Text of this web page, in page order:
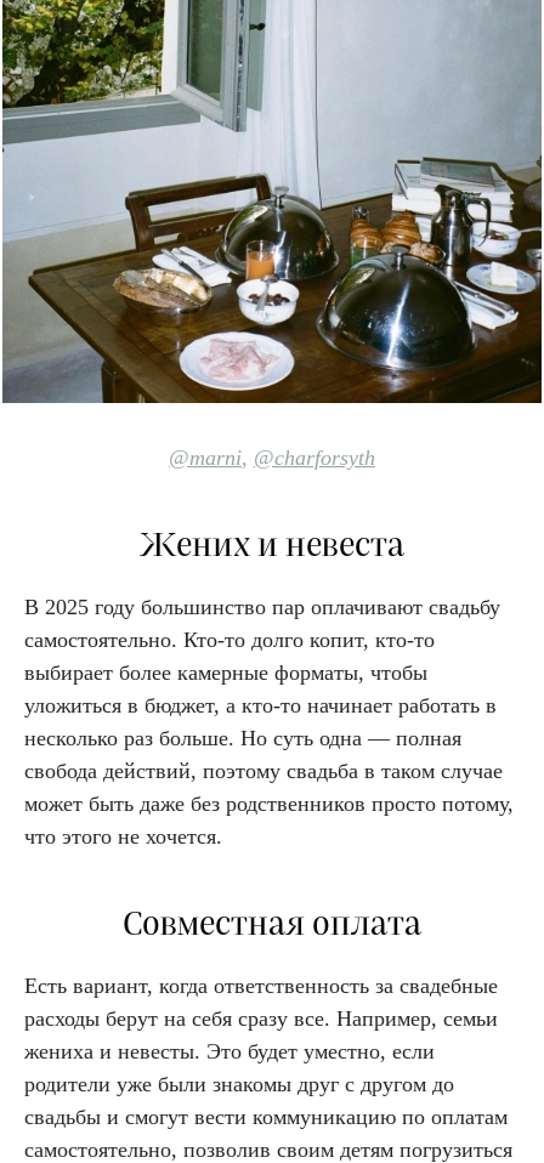
@marni, @charforsyth
Жених и невеста
В 2025 году большинство пар оплачивают свадьбу
самостоятельно. Кто-то долго копит, кто-то
выбирает более камерные форматы, чтобы
уложиться в бюджет, а кто-то начинает работать в
несколько раз больше. Но суть одна — полная
свобода действий, поэтому свадьба в таком случае
может быть даже без родственников просто потому,
что этого не хочется.
Совместная оплата
Есть вариант, когда ответственность за свадебные
расходы берут на себя сразу все. Например, семьи
жениха и невесты. Это будет уместно, если
родители уже были знакомы друг с другом до
свадьбы и смогут вести коммуникацию по оплатам
самостоятельно, позволив своим детям погрузиться